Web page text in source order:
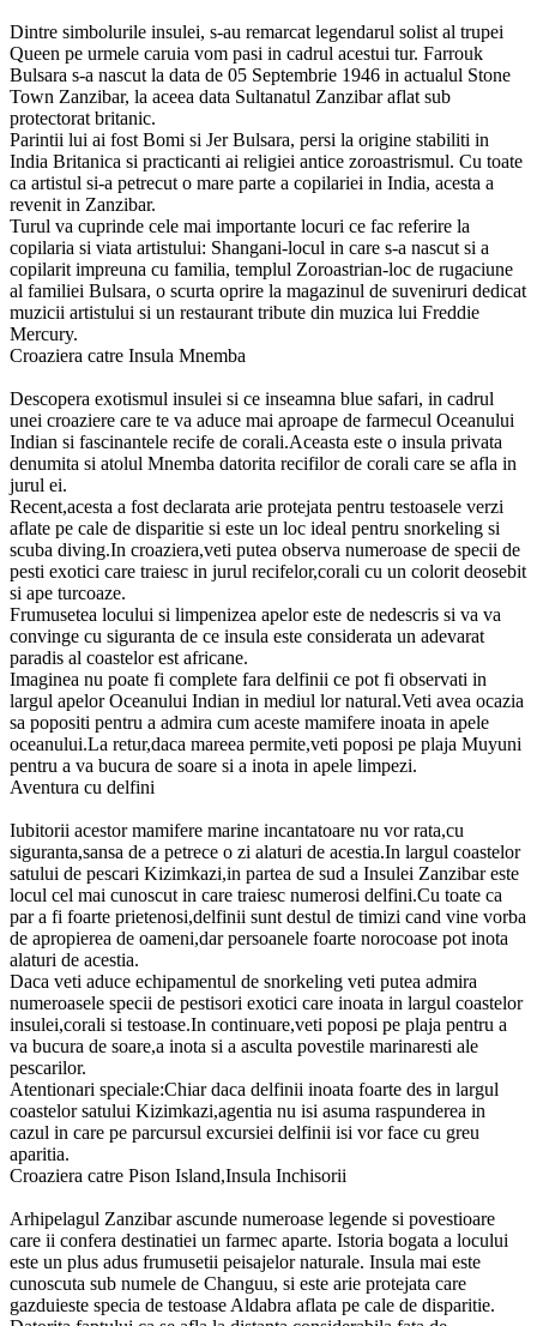
Dintre simbolurile insulei, s-au remarcat legendarul solist al trupei
Queen pe urmele caruia vom pasi in cadrul acestui tur. Farrouk
Bulsara s-a nascut la data de 05 Septembrie 1946 in actualul Stone
Town Zanzibar, la aceea data Sultanatul Zanzibar aflat sub
protectorat britanic.
Parintii lui ai fost Bomi si Jer Bulsara, persi la origine stabiliti in
India Britanica si practicanti ai religiei antice zoroastrismul. Cu toate
ca artistul si-a petrecut o mare parte a copilariei in India, acesta a
revenit in Zanzibar.
Turul va cuprinde cele mai importante locuri ce fac referire la
copilaria si viata artistului: Shangani-locul in care s-a nascut si a
copilarit impreuna cu familia, templul Zoroastrian-loc de rugaciune
al familiei Bulsara, o scurta oprire la magazinul de suveniruri dedicat
muzicii artistului si un restaurant tribute din muzica lui Freddie
Mercury.
Croaziera catre Insula Mnemba
Descopera exotismul insulei si ce inseamna blue safari, in cadrul
unei croaziere care te va aduce mai aproape de farmecul Oceanului
Indian si fascinantele recife de corali.Aceasta este o insula privata
denumita si atolul Mnemba datorita recifilor de corali care se afla in
jurul ei.
Recent,acesta a fost declarata arie protejata pentru testoasele verzi
aflate pe cale de disparitie si este un loc ideal pentru snorkeling si
scuba diving.In croaziera,veti putea observa numeroase de specii de
pesti exotici care traiesc in jurul recifelor,corali cu un colorit deosebit
si ape turcoaze.
Frumusetea locului si limpenizea apelor este de nedescris si va va
convinge cu siguranta de ce insula este considerata un adevarat
paradis al coastelor est africane.
Imaginea nu poate fi complete fara delfinii ce pot fi observati in
largul apelor Oceanului Indian in mediul lor natural.Veti avea ocazia
sa popositi pentru a admira cum aceste mamifere inoata in apele
oceanului.La retur,daca mareea permite,veti poposi pe plaja Muyuni
pentru a va bucura de soare si a inota in apele limpezi.
Aventura cu delfini
Iubitorii acestor mamifere marine incantatoare nu vor rata,cu
siguranta,sansa de a petrece o zi alaturi de acestia.In largul coastelor
satului de pescari Kizimkazi,in partea de sud a Insulei Zanzibar este
locul cel mai cunoscut in care traiesc numerosi delfini.Cu toate ca
par a fi foarte prietenosi,delfinii sunt destul de timizi cand vine vorba
de apropierea de oameni,dar persoanele foarte norocoase pot inota
alaturi de acestia.
Daca veti aduce echipamentul de snorkeling veti putea admira
numeroasele specii de pestisori exotici care inoata in largul coastelor
insulei,corali si testoase.In continuare,veti poposi pe plaja pentru a
va bucura de soare,a inota si a asculta povestile marinaresti ale
pescarilor.
Atentionari speciale:Chiar daca delfinii inoata foarte des in largul
coastelor satului Kizimkazi,agentia nu isi asuma raspunderea in
cazul in care pe parcursul excursiei delfinii isi vor face cu greu
aparitia.
Croaziera catre Pison Island,Insula Inchisorii
Arhipelagul Zanzibar ascunde numeroase legende si povestioare
care ii confera destinatiei un farmec aparte. Istoria bogata a locului
este un plus adus frumusetii peisajelor naturale. Insula mai este
cunoscuta sub numele de Changuu, si este arie protejata care
gazduieste specia de testoase Aldabra aflata pe cale de disparitie.